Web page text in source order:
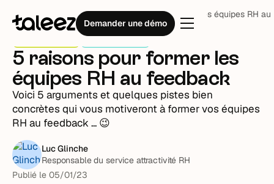
Demander une démo
Blog Stratégie RH 5 raisons pour former les équipes RH
Plume invitée
5 raisons pour former les
équipes RH au feedback
Voici 5 arguments et quelques pistes bien
concrètes qui vous motiveront à former vos équipes
RH au feedback ... 😉
Luc Glinche
Responsable du service attractivité RH
Publié le05/01/23